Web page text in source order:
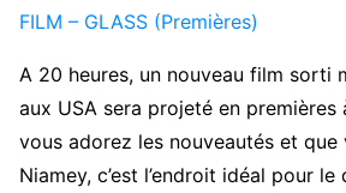
FILM – GLASS (Premières)
A 20 heures, un nouveau film sorti
aux USA sera projeté en premières
vous adorez les nouveautés et que
Niamey, c’est l’endroit idéal pour